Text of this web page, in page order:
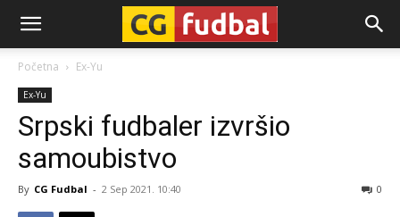
CG-
Fudbal
Početna Ex-Yu
Ex-Yu
Srpski fudbaler izvršio
samoubistvo
By CG Fudbal - 2 Sep 2021. 10:40 0